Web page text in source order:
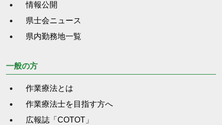
情報公開
県士会ニュース
県内勤務地一覧
一般の方
作業療法とは
作業療法士を目指す方へ
広報誌「COTOT」